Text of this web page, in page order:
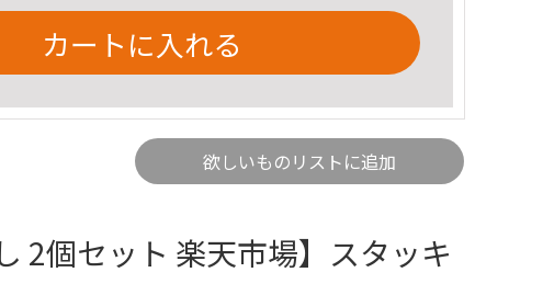
カートに入れる
欲しいものリストに追加
2個セット 楽天市場】スタッキ